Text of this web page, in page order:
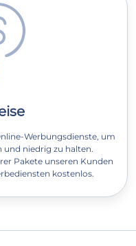
Werbungsdienste, um
und niedrig zu halten.
Pakete unseren Kunden
kostenlos.